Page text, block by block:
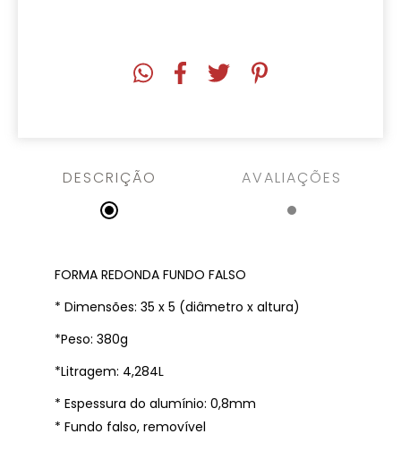
DESCRIÇÃO AVALIAÇÕES
FORMA REDONDA FUNDO FALSO
* Dimensões: 35 x 5 (diâmetro x altura)
*Peso: 380g
*Litragem: 4,284L
* Espessura do alumínio: 0,8mm
* Fundo falso, removível